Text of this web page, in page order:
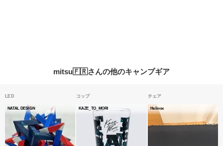
mitsu🇫🇷さんの他のキャンプギア
LED
NATAL DESIGN
コップ
KAZE_TO_MORI
チェア
Helinox